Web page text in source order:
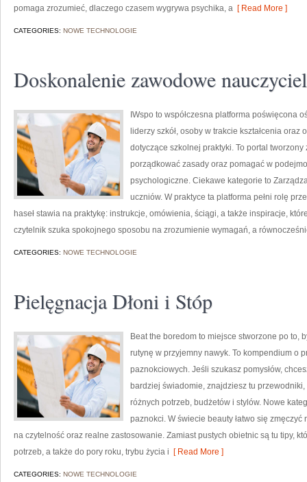
pomaga zrozumieć, dlaczego czasem wygrywa psychika, a [ Read More ]
CATEGORIES: NOWE TECHNOLOGIE
Doskonalenie zawodowe
IWspo to współczesna platforma poświęcona
liderzy szkół, osoby w trakcie kształcenia
dotyczące szkolnej praktyki. To portal tworzony
porządkować zasady oraz pomagać w
psychologiczne. Ciekawe kategorie to
uczniów. W praktyce ta platforma pełni rolę
haseł stawia na praktykę: instrukcje, omówienia, ściągi, a także inspiracje,
czytelnik szuka spokojnego sposobu na zrozumienie wymagań, a
CATEGORIES: NOWE TECHNOLOGIE
Pielęgnacja Dłoni i Stóp
Beat the boredom to miejsce stworzone po to,
rutynę w przyjemny nawyk. To kompendium o
paznokciowych. Jeśli szukasz pomysłów,
bardziej świadomie, znajdziesz tu
różnych potrzeb, budżetów i stylów. Nowe
paznokci. W świecie beauty łatwo się
na czytelność oraz realne zastosowanie. Zamiast pustych obietnic są tu tipy,
potrzeb, a także do pory roku, trybu życia i [ Read More ]
CATEGORIES: NOWE TECHNOLOGIE